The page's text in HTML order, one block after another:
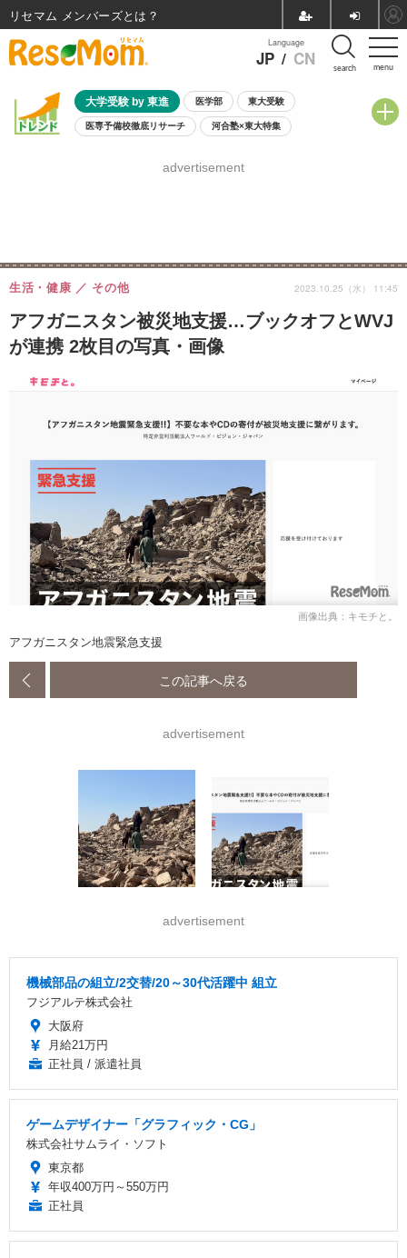
menu
Language
JP / CN search
大学受験 by 東進 医学部 東大受験
医専予備校徹底リサーチ 河合塾×東大特集
8月開催学校説明会・相談会
advertisement
アフガニスタン被災地支援…ブックオフとWVJ
が連携 2枚目の写真・画像
生活・健康 その他 2023.10.25（水） 11:45
画像出典：キモチと。
アフガニスタン地震緊急支援
この記事へ戻る
advertisement
advertisement
機械部品の組立/2交替/20～30代活躍中 組立
フジアルテ株式会社
大阪府
月給21万円
正社員 / 派遣社員
ゲームデザイナー「グラフィック・CG」
株式会社サムライ・ソフト
東京都
年収400万円～550万円
正社員
リセマム メンバーズ